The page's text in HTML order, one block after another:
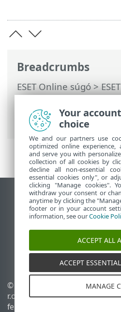
Breadcrumbs
ESET Online súgó>
Antivirus for macOS>
Antivirus for macOS
Ellenőrzés
Asztali webhely
End of Life
Az ESET tudásbázisa
ESET Fórum
ESET Status Portal
Regionális támogatás
© 1992 - 2025 ESET, spol. s
r.o. – Minden jog
fenntartva.
Your
choice
We and our partners use
optimized online experience,
and serve you with
collection of all cookies by
decline all non-essential
essential cookies only", or
clicking "Manage cookies".
withdraw your consent or
anytime by clicking the
footer or in your account
information, see ourCookie
ACCEPT ALL
ACCEPT
MANAGE